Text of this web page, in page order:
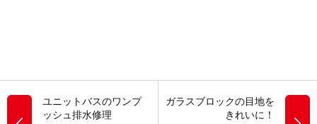
ユニットバスのワンプ
ッシュ排水修理
ガラスブロックの目地を
きれいに！